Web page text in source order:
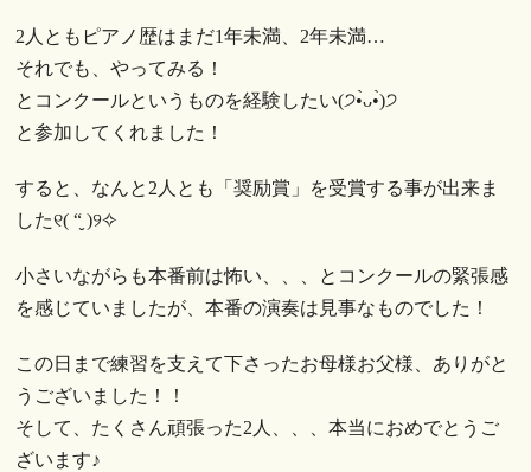
2人ともピアノ歴はまだ1年未満、2年未満…
それでも、やってみる！
とコンクールというものを経験したい(੭•̀ᴗ•̀)੭
と参加してくれました！
すると、なんと2人とも「奨励賞」を受賞する事が出来ま
した୧( “̮ )୨✧︎
小さいながらも本番前は怖い、、、とコンクールの緊張感
を感じていましたが、本番の演奏は見事なものでした！
この日まで練習を支えて下さったお母様お父様、ありがと
うございました！！
そして、たくさん頑張った2人、、、本当におめでとうご
ざいます♪